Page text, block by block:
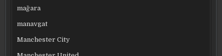
mağara
manavgat
Manchester City